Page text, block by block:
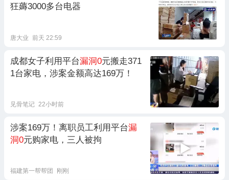
狂薅3000多台电器
唐大业 前天 22:59
成都女子利用平台漏洞0元搬走371
1台家电，涉案金额高达169万！
见骨笔记 22小时前
涉案169万！离职员工利用平台漏
洞0元购家电，三人被拘
福建第一帮帮团 刚刚